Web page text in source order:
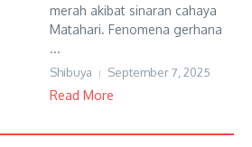
merah akibat sinaran cahaya
Matahari. Fenomena gerhana
...
Shibuya September 7, 2025
Read More